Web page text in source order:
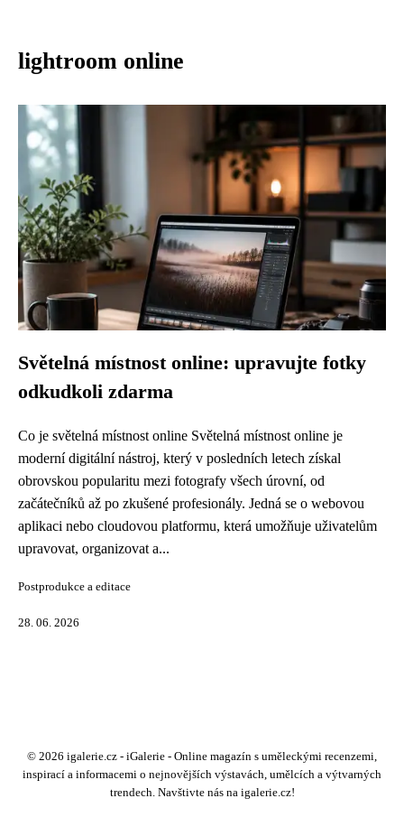
lightroom online
Světelná místnost online: upravujte fotky
odkudkoli zdarma
Co je světelná místnost online Světelná místnost online je
moderní digitální nástroj, který v posledních letech získal
obrovskou popularitu mezi fotografy všech úrovní, od
začátečníků až po zkušené profesionály. Jedná se o webovou
aplikaci nebo cloudovou platformu, která umožňuje uživatelům
upravovat, organizovat a...
Postprodukce a editace
28. 06. 2026
© 2026 igalerie.cz - iGalerie - Online magazín s uměleckými recenzemi,
inspirací a informacemi o nejnovějších výstavách, umělcích a výtvarných
trendech. Navštivte nás na igalerie.cz!